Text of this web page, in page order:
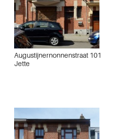
Augustijnernonnenstraat 101
Jette